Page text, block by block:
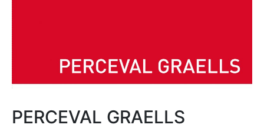
PERCEVAL GRAELLS